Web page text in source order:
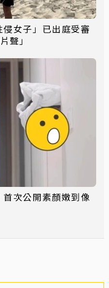
女子」已出庭受審
聲」
次公開素顏嫩到像